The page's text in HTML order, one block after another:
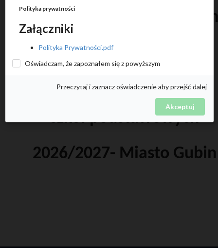
oddziałów przedszkolnych
podstawowych
oraz do pierwszych klas
szkół podstawowych
2026/2027- Miasto Gubin
Polityka prywatności
Załączniki
Polityka Prywatności.pdf
Oświadczam, że zapoznałem się z powyższym
Przeczytaj i zaznacz oświadczenie aby przejść dalej
Akceptuj